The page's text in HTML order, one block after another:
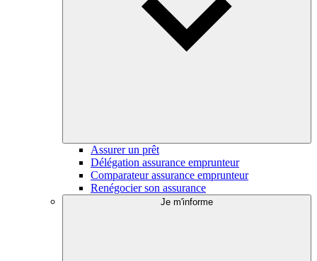
Assurer un prêt
Délégation assurance emprunteur
Comparateur assurance emprunteur
Renégocier son assurance
Je m'informe